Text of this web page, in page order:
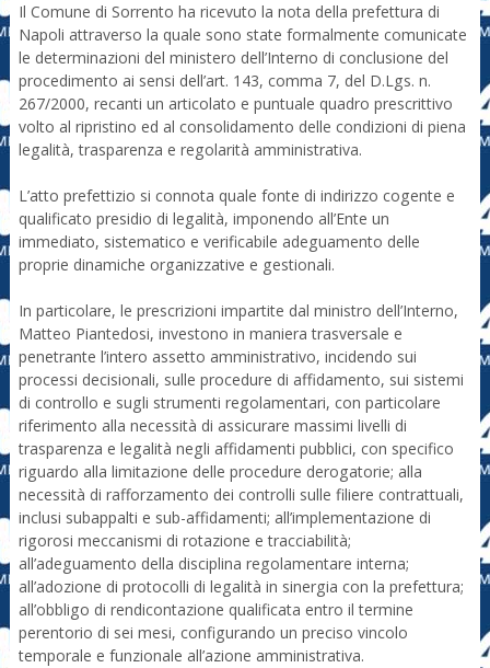
Il Comune di Sorrento ha ricevuto la nota della prefettura di
Napoli attraverso la quale sono state formalmente comunicate
le determinazioni del ministero dell’Interno di conclusione del
procedimento ai sensi dell’art. 143, comma 7, del D.Lgs. n.
267/2000, recanti un articolato e puntuale quadro prescrittivo
volto al ripristino ed al consolidamento delle condizioni di piena
legalità, trasparenza e regolarità amministrativa.
L’atto prefettizio si connota quale fonte di indirizzo cogente e
qualificato presidio di legalità, imponendo all’Ente un
immediato, sistematico e verificabile adeguamento delle
proprie dinamiche organizzative e gestionali.
In particolare, le prescrizioni impartite dal ministro dell’Interno,
Matteo Piantedosi, investono in maniera trasversale e
penetrante l’intero assetto amministrativo, incidendo sui
processi decisionali, sulle procedure di affidamento, sui sistemi
di controllo e sugli strumenti regolamentari, con particolare
riferimento alla necessità di assicurare massimi livelli di
trasparenza e legalità negli affidamenti pubblici, con specifico
riguardo alla limitazione delle procedure derogatorie; alla
necessità di rafforzamento dei controlli sulle filiere contrattuali,
inclusi subappalti e sub-affidamenti; all’implementazione di
rigorosi meccanismi di rotazione e tracciabilità;
all’adeguamento della disciplina regolamentare interna;
all’adozione di protocolli di legalità in sinergia con la prefettura;
all’obbligo di rendicontazione qualificata entro il termine
perentorio di sei mesi, configurando un preciso vincolo
temporale e funzionale all’azione amministrativa.